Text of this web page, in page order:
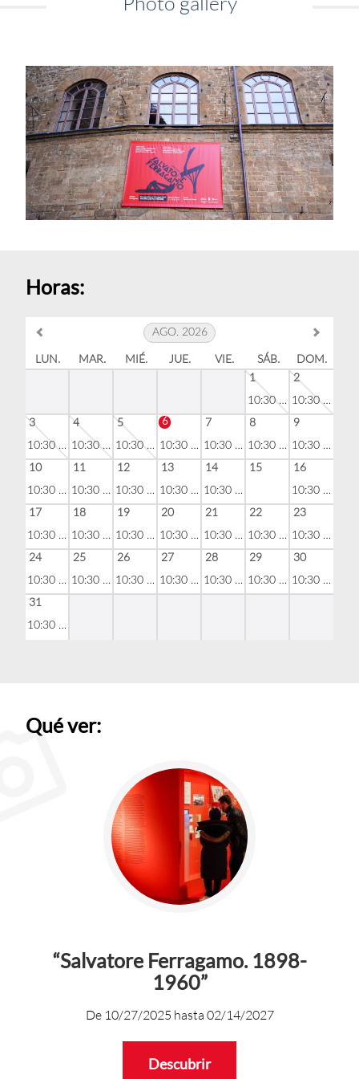
Horas:
AGO. 2026
LUN. MAR. MIÉ. JUE. VIE. SÁB.
DOM.
1
10:30 - 19:30
2
10:30 - 19:30
3
10:30 - 19:30
4
10:30 - 19:30
5
10:30 - 19:30
6
10:30 - 19:30
7
10:30 - 19:30
8
10:30 - 19:30
9
10:30 - 19:30
10
10:30 - 19:30
11
10:30 - 19:30
12
10:30 - 19:30
13
10:30 - 19:30
14
10:30 - 19:30
15
16
10:30 - 19:30
17
10:30 - 19:30
18
10:30 - 19:30
19
10:30 - 19:30
20
10:30 - 19:30
21
10:30 - 19:30
22
10:30 - 19:30
23
10:30 - 19:30
24
10:30 - 19:30
25
10:30 - 19:30
26
10:30 - 19:30
27
10:30 - 19:30
28
10:30 - 19:30
29
10:30 - 19:30
30
10:30 - 19:30
31
10:30 - 19:30
Qué ver:
“Salvatore Ferragamo. 1898-
1960”
De 10/27/2025 hasta 02/14/2027
Descubrir